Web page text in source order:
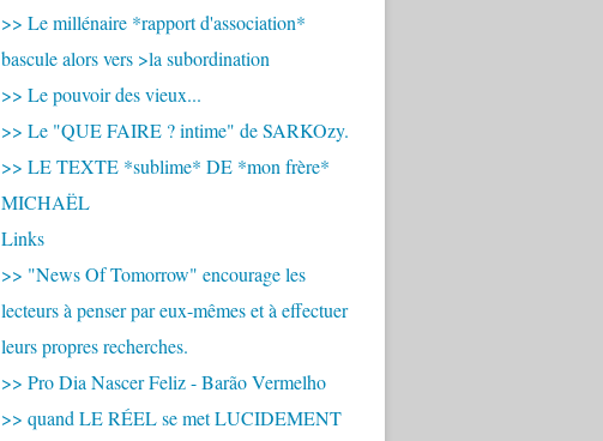
>> Le millénaire *rapport d'association*
bascule alors vers >la subordination
>> Le pouvoir des vieux...
>> Le "QUE FAIRE ? intime" de SARKOzy.
>> LE TEXTE *sublime* DE *mon frère*
MICHAËL
Links
>> "News Of Tomorrow" encourage les
lecteurs à penser par eux-mêmes et à effectuer
leurs propres recherches.
>> Pro Dia Nascer Feliz - Barão Vermelho
>> quand LE RÉEL se met LUCIDEMENT